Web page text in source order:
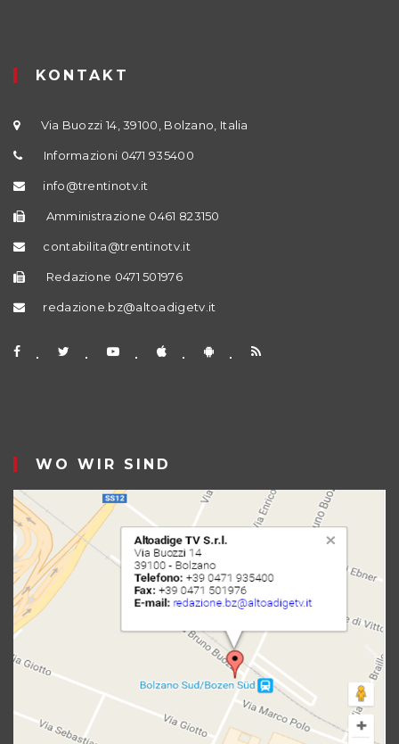
KONTAKT
Via Buozzi 14, 39100, Bolzano, Italia
Informazioni 0471 935400
info@trentinotv.it
Amministrazione 0461 823150
contabilita@trentinotv.it
Redazione 0471 501976
redazione.bz@altoadigetv.it
WO WIR SIND